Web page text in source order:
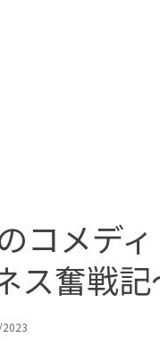
コメデ
ス奮戦